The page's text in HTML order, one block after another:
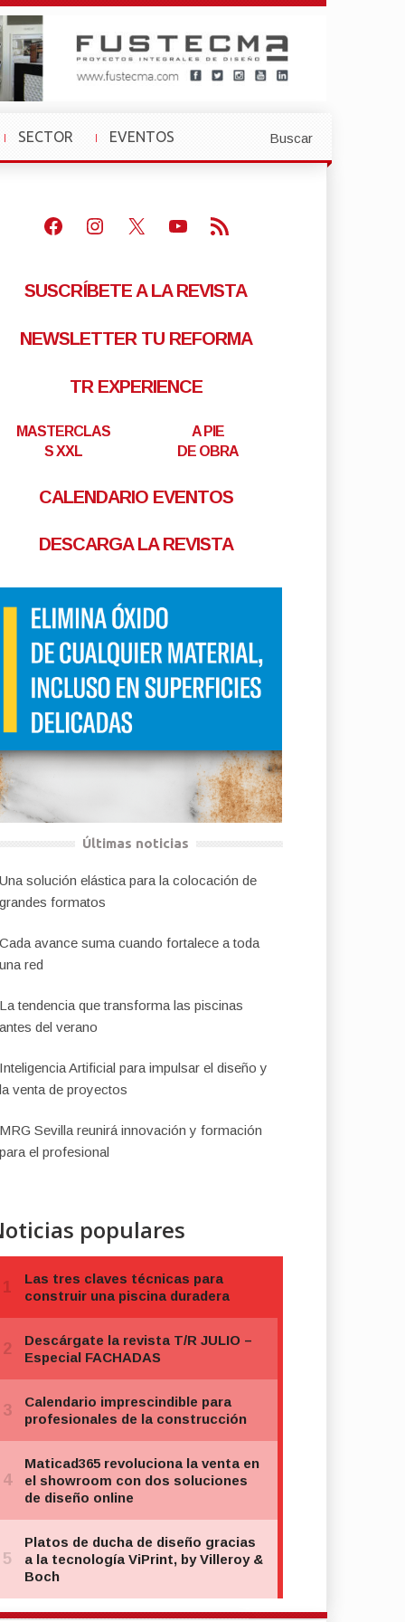
SECTOR
»
EVENTOS
»
Buscar
Facebook
Instagram
X Youtube
Feed RSS
SUSCRÍBETE A LA REVISTA
NEWSLETTER TU REFORMA
TR EXPERIENCE
MASTERCLAS
S XXL
A PIE
DE OBRA
CALENDARIO EVENTOS
DESCARGA LA REVISTA
Últimas noticias
Una solución elástica para la colocación de
grandes formatos
Cada avance suma cuando fortalece a toda
una red
La tendencia que transforma las piscinas
antes del verano
Inteligencia Artificial para impulsar el diseño y
la venta de proyectos
MRG Sevilla reunirá innovación y formación
para el profesional
populares